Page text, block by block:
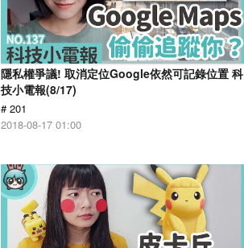
隱私權爭議! 取消定位Google依然可記錄位置 科
技小電報(8/17)
# 201
2018-08-17 01:00